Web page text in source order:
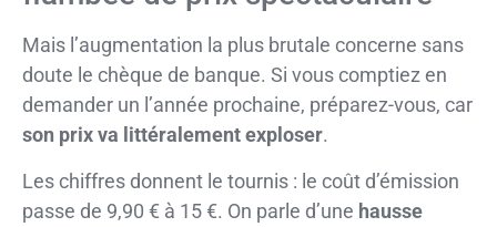
Mais l’augmentation la plus brutale concerne sans
doute le chèque de banque. Si vous comptiez en
demander un l’année prochaine, préparez-vous, car
son prix va littéralement exploser.
Les chiffres donnent le tournis : le coût d’émission
passe de 9,90 € à 15 €. On parle d’une hausse